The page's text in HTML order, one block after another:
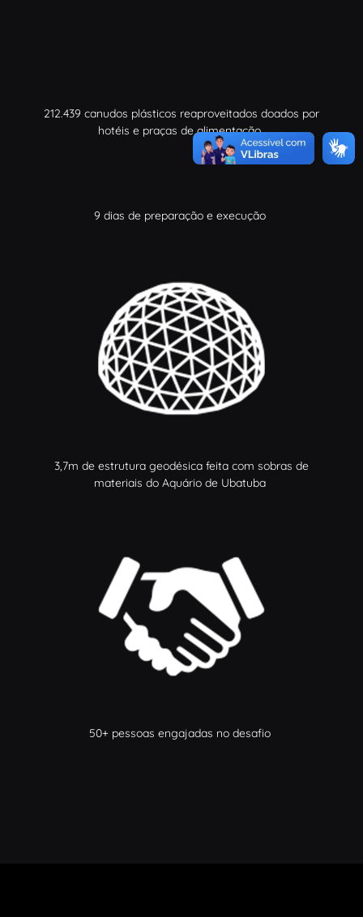
212.439 canudos plásticos reaproveitados doados por
hotéis e praças de alimentação
9 dias de preparação e execução
3,7m de estrutura geodésica feita com sobras de
materiais do Aquário de Ubatuba
50+ pessoas engajadas no desafio